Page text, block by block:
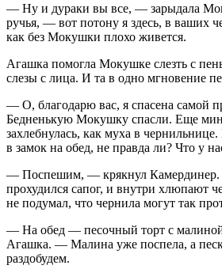
— Ну и дураки вы все, — зарыдала
ручья, — вот потону я здесь, в ваших
как без Мокушки плохо живется.
Агашка помогла Мокушке слезть с
слезы с лица. И та в одно мгновение
— О, благодарю вас, я спасена самой
Бедненькую Мокушку спасли. Еще
захлебнулась, как муха в
в замок на обед, не правда ли? Что у
— Поспешим, — крякнул
прохудился сапог, и внутри хлюпают
не подумал, что чернила могут так
— На обед — песочный торт с
Агашка. — Малина уже поспела, а
раздобудем.